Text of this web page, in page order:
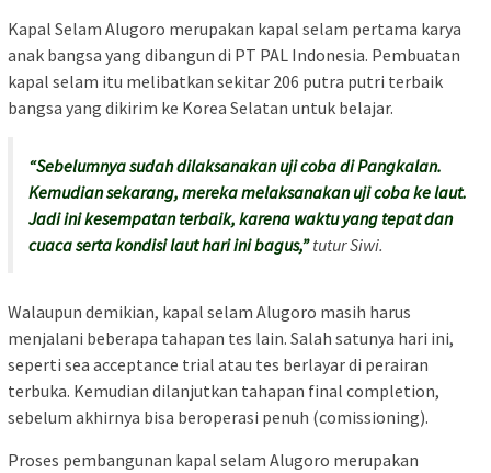
Kapal Selam Alugoro merupakan kapal selam pertama karya
anak bangsa yang dibangun di PT PAL Indonesia. Pembuatan
kapal selam itu melibatkan sekitar 206 putra putri terbaik
bangsa yang dikirim ke Korea Selatan untuk belajar.
“Sebelumnya sudah dilaksanakan uji coba di Pangkalan.
Kemudian sekarang, mereka melaksanakan uji coba ke laut.
Jadi ini kesempatan terbaik, karena waktu yang tepat dan
cuaca serta kondisi laut hari ini bagus,”tutur Siwi.
Walaupun demikian, kapal selam Alugoro masih harus
menjalani beberapa tahapan tes lain. Salah satunya hari ini,
seperti sea acceptance trial atau tes berlayar di perairan
terbuka. Kemudian dilanjutkan tahapan final completion,
sebelum akhirnya bisa beroperasi penuh (comissioning).
Proses pembangunan kapal selam Alugoro merupakan